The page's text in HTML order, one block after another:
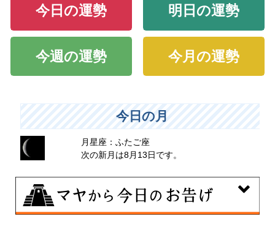
今日の運勢 明日の運勢
今週の運勢 今月の運勢
今日の月
月星座：ふたご座
次の新月は8月13日です。